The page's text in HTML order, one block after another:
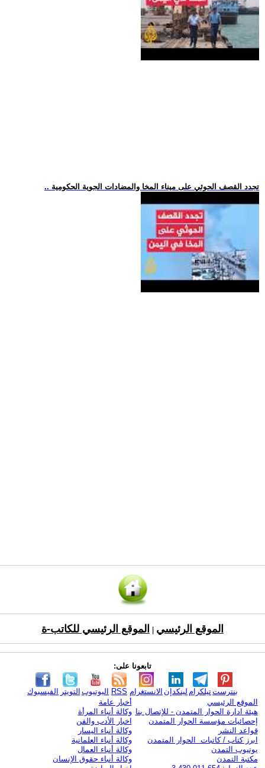
.. تجدد القصف الحوثي على ميناء المخا والمضادات الجوية الحكومية
الموقع الرئيسي الموقع الرئيسي للكاتب-ة
تابعونا على:
الفيسبوك التويتر اليوتيوب RSS الانستغرام لينكدإن تيلكرامبنترست
الموقع الرئيسي
هيئة ادارة الحوار المتمدن - للإتصال بنا
إحصائيات مؤسسة الحوار المتمدن
قواعد النشر
ابرز كتاب / كاتبات الحوار المتمدن
يوتيوب التمدن
مكتبة التمدن
أخبار عامة
وكالة أنباء المرأة
اخبار الأدب والفن
وكالة أنباء اليسار
وكالة أنباء العلمانية
وكالة أنباء العمال
وكالة أنباء حقوق الإنسان